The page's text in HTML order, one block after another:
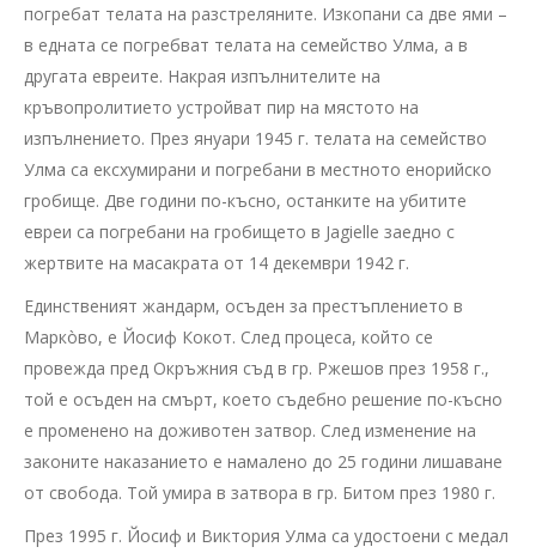
погребат телата на разстреляните. Изкопани са две ями –
в едната се погребват телата на семейство Улма, а в
другата евреите. Накрая изпълнителите на
кръвопролитието устройват пир на мястото на
изпълнението. През януари 1945 г. телата на семейство
Улма са ексхумирани и погребани в местното енорийско
гробище. Две години по-късно, останките на убитите
евреи са погребани на гробището в Jagielle заедно с
жертвите на масакрата от 14 декември 1942 г.
Единственият жандарм, осъден за престъплението в
Маркòво, е Йосиф Кокот. След процеса, който се
провежда пред Окръжния съд в гр. Ржешов през 1958 г.,
той е осъден на смърт, което съдебно решение по-късно
е променено на доживотен затвор. След изменение на
законите наказанието е намалено до 25 години лишаване
от свобода. Той умира в затвора в гр. Битом през 1980 г.
През 1995 г. Йосиф и Виктория Улма са удостоени с медал